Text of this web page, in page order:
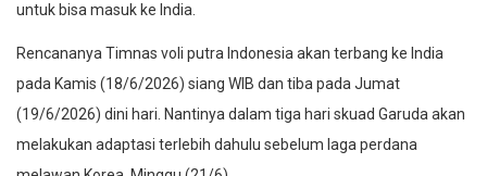
untuk bisa masuk ke India.
Rencananya Timnas voli putra Indonesia akan terbang ke India
pada Kamis (18/6/2026) siang WIB dan tiba pada Jumat
(19/6/2026) dini hari. Nantinya dalam tiga hari skuad Garuda akan
melakukan adaptasi terlebih dahulu sebelum laga perdana